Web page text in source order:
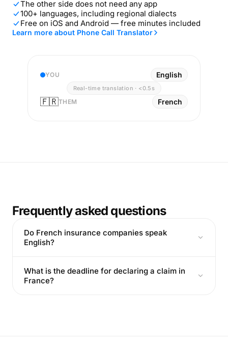
The other side does not need any app
100+ languages, including regional dialects
Free on iOS and Android — free minutes included
Learn more about Phone Call Translator
YOU English
Real-time translation · <0.5s
🇫🇷THEM French
Frequently asked questions
Do French insurance companies speak
English?
What is the deadline for declaring a claim in
France?